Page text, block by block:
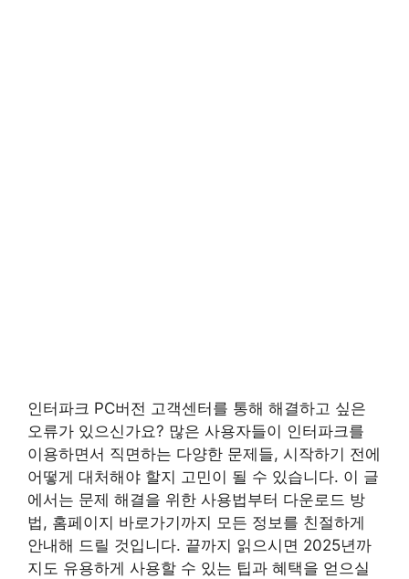
인터파크 PC버전 고객센터를 통해 해결하고 싶은
오류가 있으신가요? 많은 사용자들이 인터파크를
이용하면서 직면하는 다양한 문제들, 시작하기 전에
어떻게 대처해야 할지 고민이 될 수 있습니다. 이 글
에서는 문제 해결을 위한 사용법부터 다운로드 방
법, 홈페이지 바로가기까지 모든 정보를 친절하게
안내해 드릴 것입니다. 끝까지 읽으시면 2025년까
지도 유용하게 사용할 수 있는 팁과 혜택을 얻으실